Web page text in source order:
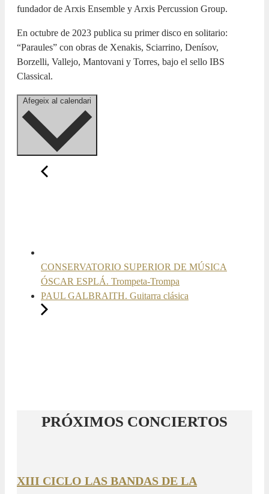
fundador de Arxis Ensemble y Arxis Percussion Group.
En octubre de 2023 publica su primer disco en solitario:
“Paraules” con obras de Xenakis, Sciarrino, Denísov,
Borzelli, Vallejo, Mantovani y Torres, bajo el sello IBS
Classical.
CONSERVATORIO SUPERIOR DE MÚSICA
ÓSCAR ESPLÁ. Trompeta-Trompa
PAUL GALBRAITH. Guitarra clásica
PRÓXIMOS CONCIERTOS
XIII CICLO LAS BANDAS DE LA